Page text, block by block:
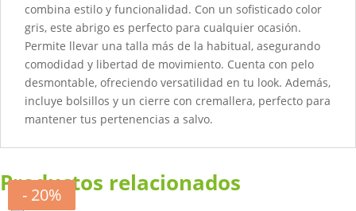
combina estilo y funcionalidad. Con un sofisticado color
gris, este abrigo es perfecto para cualquier ocasión.
Permite llevar una talla más de la habitual, asegurando
comodidad y libertad de movimiento. Cuenta con pelo
desmontable, ofreciendo versatilidad en tu look. Además,
incluye bolsillos y un cierre con cremallera, perfecto para
mantener tus pertenencias a salvo.
Productos relacionados
- 20%
- 20%
- 20%
- 20%